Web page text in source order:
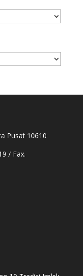
Pusat 10610
/ Fax.